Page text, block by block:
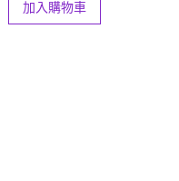
加入購物車